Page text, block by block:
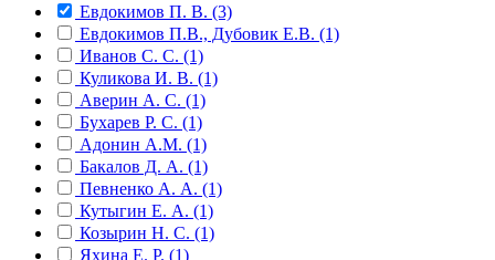
Евдокимов П. В. (3)
Евдокимов П.В., Дубовик Е.В. (1)
Иванов С. С. (1)
Куликова И. В. (1)
Аверин А. С. (1)
Бухарев Р. С. (1)
Адонин А.М. (1)
Бакалов Д. А. (1)
Певненко А. А. (1)
Кутыгин Е. А. (1)
Козырин Н. С. (1)
Яхина Е. Р. (1)